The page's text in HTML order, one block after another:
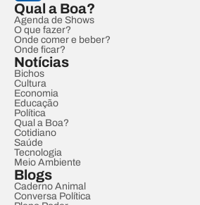
Qual a Boa?
Agenda de Shows
O que fazer?
Onde comer e beber?
Onde ficar?
Notícias
Bichos
Cultura
Economia
Educação
Política
Qual a Boa?
Cotidiano
Saúde
Tecnologia
Meio Ambiente
Blogs
Caderno Animal
Conversa Política